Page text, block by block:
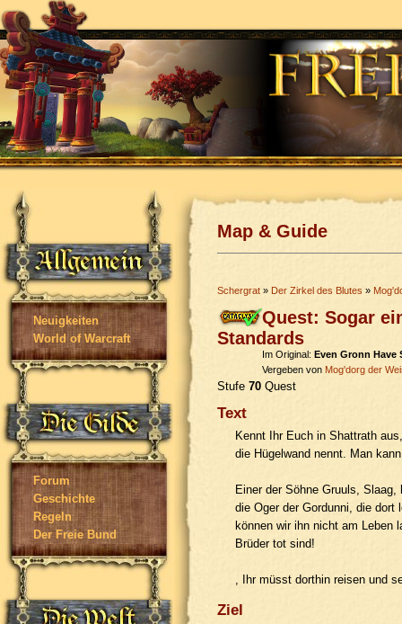
Neuigkeiten
World of Warcraft
Forum
Geschichte
Regeln
Der Freie Bund
Map & Guide
Schergrat » Der Zirkel des Blutes »
Quest: Sogar
Standards
Im Original: Even Gronn Have
Vergeben von Mog'dorg der
Stufe 70 Quest
Text
Kennt Ihr Euch in Shattrath
die Hügelwand nennt. Man
Einer der Söhne Gruuls,
die Oger der Gordunni, die
können wir ihn nicht am Leben
Brüder tot sind!
, Ihr müsst dorthin reisen und
Ziel